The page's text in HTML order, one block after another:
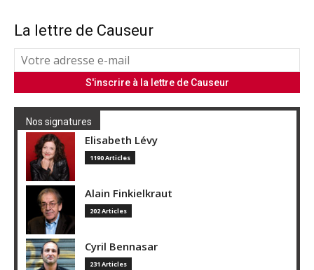
La lettre de Causeur
Nos signatures
Elisabeth Lévy
1190 Articles
Alain Finkielkraut
202 Articles
Cyril Bennasar
231 Articles